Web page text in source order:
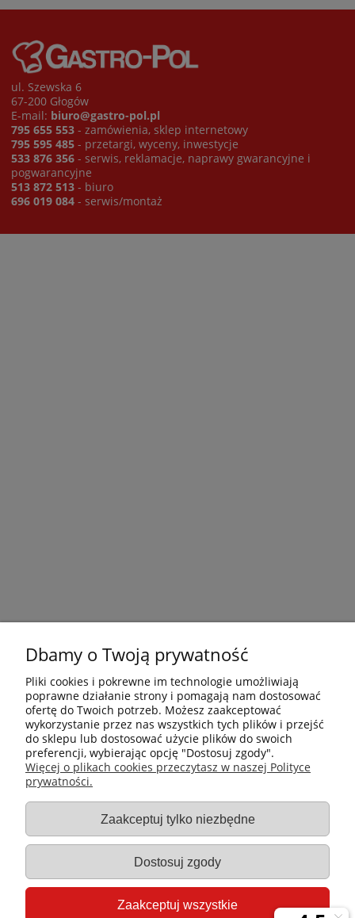
ul. Szewska 6
67-200 Głogów
E-mail: biuro@gastro-pol.pl
795 655 553 - zamówienia, sklep internetowy
795 595 485 - przetargi, wyceny, inwestycje
533 876 356 - serwis, reklamacje, naprawy gwarancyjne i
pogwarancyjne
513 872 513 - biuro
696 019 084 - serwis/montaż
Płatności i dostawa
Gastro-Pol
Moje konto
Dbamy o Twoją prywatność
Pliki cookies i pokrewne im technologie umożliwiają
poprawne działanie strony i pomagają nam dostosować
ofertę do Twoich potrzeb. Możesz zaakceptować
wykorzystanie przez nas wszystkich tych plików i przejść
do sklepu lub dostosować użycie plików do swoich
preferencji, wybierając opcję "Dostosuj zgody".
Więcej o plikach cookies przeczytasz w naszej Polityce
prywatności.
Zaakceptuj tylko niezbędne
Dostosuj zgody
Zaakceptuj wszystkie